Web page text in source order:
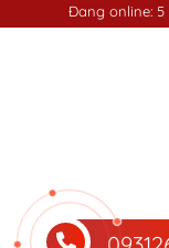
Đang online: 5